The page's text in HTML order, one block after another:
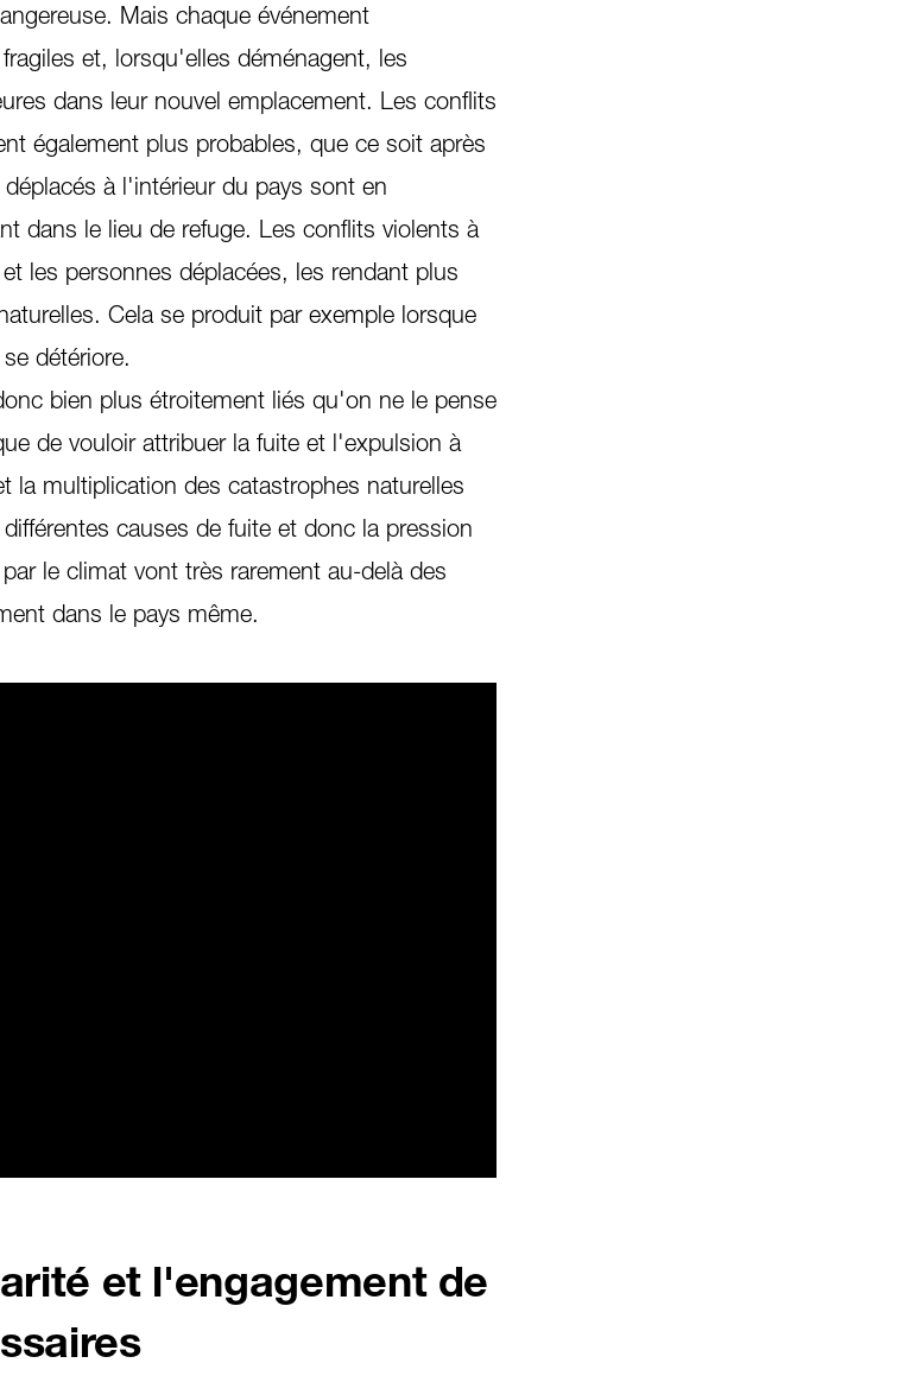
Mais chaque événement
et, lorsqu'elles déménagent, les
dans leur nouvel emplacement. Les conflits
également plus probables, que ce soit après
à l'intérieur du pays sont en
dans le lieu de refuge. Les conflits violents à
les personnes déplacées, les rendant plus
Cela se produit par exemple lorsque
détériore.
bien plus étroitement liés qu'on ne le pense
de vouloir attribuer la fuite et l'expulsion à
la multiplication des catastrophes naturelles
causes de fuite et donc la pression
le climat vont très rarement au-delà des
dans le pays même.
et l'engagement de